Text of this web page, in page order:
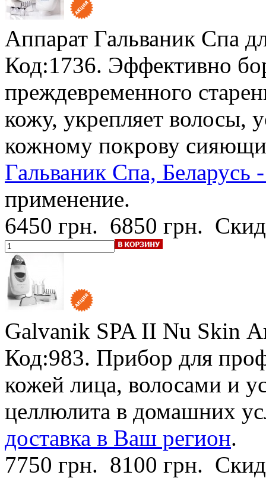
Аппарат Гальваник Спа
Код:1736. Эффективно
преждевременного
кожу, укрепляет волосы,
кожному покрову
Гальваник Спа, Беларусь
применение.
6450 грн. 6850 грн.
Galvanik SPA II Nu Skin
Код:983. Прибор для
кожей лица, волосами и
целлюлита в домашних
доставка в Ваш регион.
7750 грн. 8100 грн.